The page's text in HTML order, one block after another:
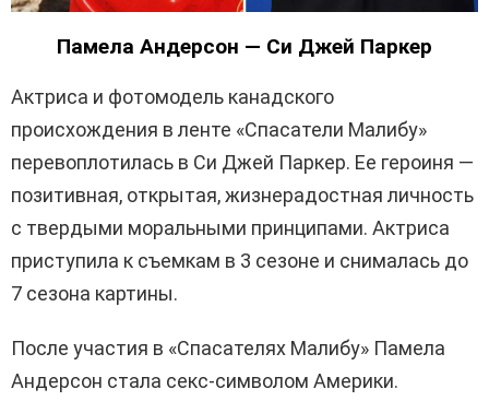
Памела Андерсон — Си Джей Паркер
Актриса и фотомодель канадского
происхождения в ленте «Спасатели Малибу»
перевоплотилась в Си Джей Паркер. Ее героиня —
позитивная, открытая, жизнерадостная личность
с твердыми моральными принципами. Актриса
приступила к съемкам в 3 сезоне и снималась до
7 сезона картины.
После участия в «Спасателях Малибу» Памела
Андерсон стала секс-символом Америки.